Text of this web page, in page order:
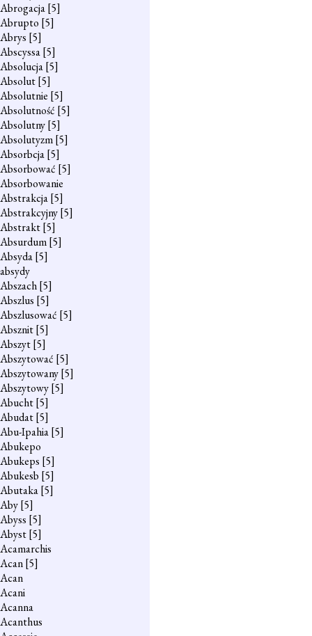
Abrogacja[5]
Abrupto [5]
Abrys [5]
Abscyssa[5]
Absolucja[5]
Absolut[5]
Absolutnie [5]
Absolutność [5]
Absolutny[5]
Absolutyzm[5]
Absorbcja[5]
Absorbować [5]
Absorbowanie
Abstrakcja[5]
Abstrakcyjny[5]
Abstrakt[5]
Absurdum[5]
Absyda[5]
absydy
Abszach[5]
Abszlus [5]
Abszlusować [5]
Absznit[5]
Abszyt[5]
Abszytować [5]
Abszytowany[5]
Abszytowy[5]
Abucht[5]
Abudat[5]
Abu-Ipahia[5]
Abukepo
Abukeps [5]
Abukesb [5]
Abutaka[5]
Aby[5]
Abyss [5]
Abyst[5]
Acamarchis
Acan[5]
Acan
Acani
Acanna
Acanthus